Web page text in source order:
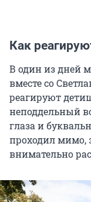
Как
В один из дней
вместе со
реагируют
неподдельный
глаза и
проходил мимо,
внимательно